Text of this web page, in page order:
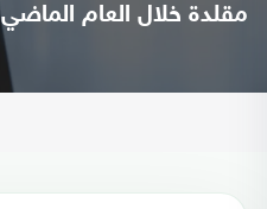
مقلدة خلال العام الماضي